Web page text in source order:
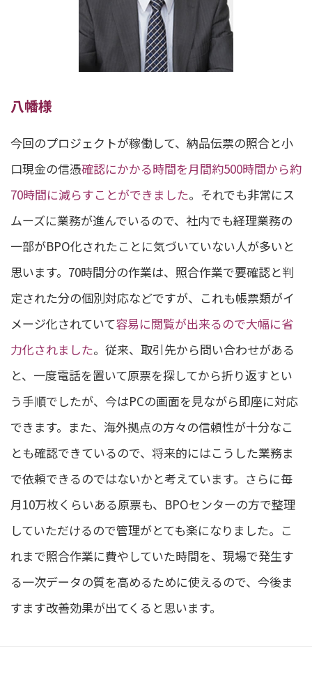
八幡様
今回のプロジェクトが稼働して、納品伝票の照合と小
口現金の信憑確認にかかる時間を月間約500時間から約
70時間に減らすことができました。それでも非常にス
ムーズに業務が進んでいるので、社内でも経理業務の
一部がBPO化されたことに気づいていない人が多いと
思います。70時間分の作業は、照合作業で要確認と判
定された分の個別対応などですが、これも帳票類がイ
メージ化されていて容易に閲覧が出来るので大幅に省
力化されました。従来、取引先から問い合わせがある
と、一度電話を置いて原票を探してから折り返すとい
う手順でしたが、今はPCの画面を見ながら即座に対応
できます。また、海外拠点の方々の信頼性が十分なこ
とも確認できているので、将来的にはこうした業務ま
で依頼できるのではないかと考えています。さらに毎
月10万枚くらいある原票も、BPOセンターの方で整理
していただけるので管理がとても楽になりました。こ
れまで照合作業に費やしていた時間を、現場で発生す
る一次データの質を高めるために使えるので、今後ま
すます改善効果が出てくると思います。